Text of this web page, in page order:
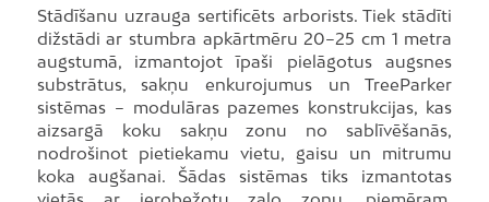
Stādīšanu uzrauga sertificēts arborists. Tiek stādīti
dižstādi ar stumbra apkārtmēru 20–25 cm 1 metra
augstumā, izmantojot īpaši pielāgotus augsnes
substrātus, sakņu enkurojumus un TreeParker
sistēmas – modulāras pazemes konstrukcijas, kas
aizsargā koku sakņu zonu no sablīvēšanās,
nodrošinot pietiekamu vietu, gaisu un mitrumu
koka augšanai. Šādas sistēmas tiks izmantotas